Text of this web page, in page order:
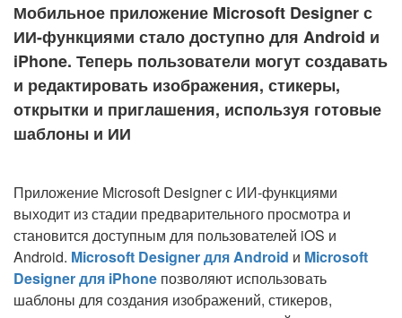
Мобильное приложение Microsoft Designer с
ИИ-функциями стало доступно для Android и
iPhone. Теперь пользователи могут создавать
и редактировать изображения, стикеры,
открытки и приглашения, используя готовые
шаблоны и ИИ
Приложение Microsoft Designer с ИИ-функциями
выходит из стадии предварительного просмотра и
становится доступным для пользователей iOS и
Android. Microsoft Designer для Android и Microsoft
Designer для iPhone позволяют использовать
шаблоны для создания изображений, стикеров,